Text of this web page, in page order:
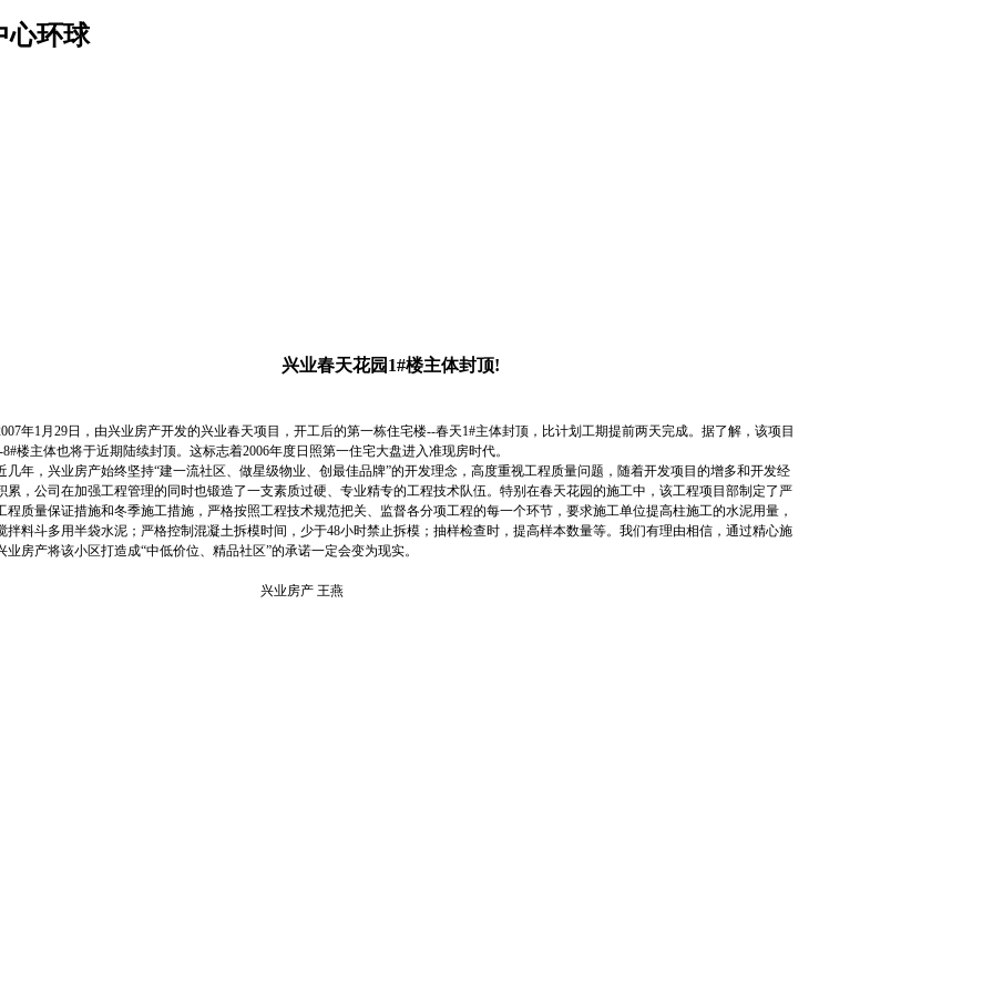
心环球
兴业春天花园1#楼主体封顶!
年1月29日，由兴业房产开发的兴业春天项目，开工后的第一栋住宅楼--春天1#主体封顶，比计划工期提前两天完成。据了解，该项目
8#楼主体也将于近期陆续封顶。这标志着2006年度日照第一住宅大盘进入准现房时代。
年，兴业房产始终坚持“建一流社区、做星级物业、创最佳品牌”的开发理念，高度重视工程质量问题，随着开发项目的增多和开发经
累，公司在加强工程管理的同时也锻造了一支素质过硬、专业精专的工程技术队伍。特别在春天花园的施工中，该工程项目部制定了严
程质量保证措施和冬季施工措施，严格按照工程技术规范把关、监督各分项工程的每一个环节，要求施工单位提高柱施工的水泥用量，
拌料斗多用半袋水泥；严格控制混凝土拆模时间，少于48小时禁止拆模；抽样检查时，提高样本数量等。我们有理由相信，通过精心施
业房产将该小区打造成“中低价位、精品社区”的承诺一定会变为现实。
业房产 王燕